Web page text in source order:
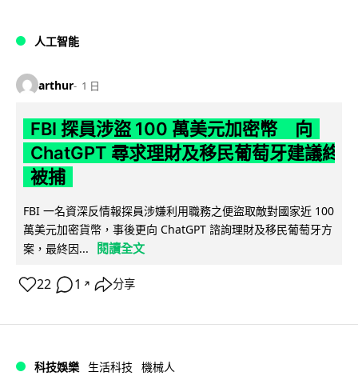
人工智能
arthur 1 日
FBI 探員涉盜 100 萬美元加密幣 向
ChatGPT 尋求理財及移民葡萄牙建議終
被捕
FBI 一名資深反情報探員涉嫌利用職務之便盜取敵對國家近 100
萬美元加密貨幣，事後更向 ChatGPT 諮詢理財及移民葡萄牙方
案，最終因...
閱讀全文
22 1 ↗ 分享
科技娛樂 生活科技 機械人